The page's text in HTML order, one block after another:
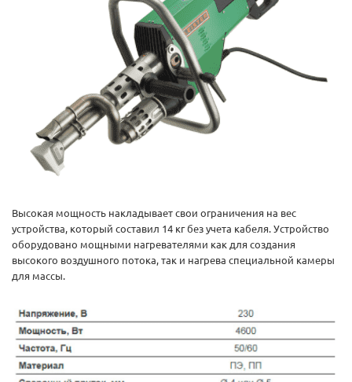
Высокая мощность накладывает свои ограничения на вес
устройства, который составил 14 кг без учета кабеля. Устройство
оборудовано мощными нагревателями как для создания
высокого воздушного потока, так и нагрева специальной камеры
для массы.